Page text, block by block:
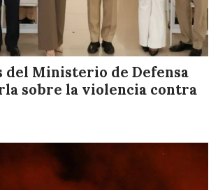
del Ministerio de Defensa
sobre la violencia contra